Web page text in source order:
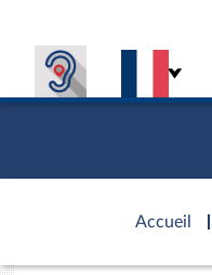
Accueil
d'accueil